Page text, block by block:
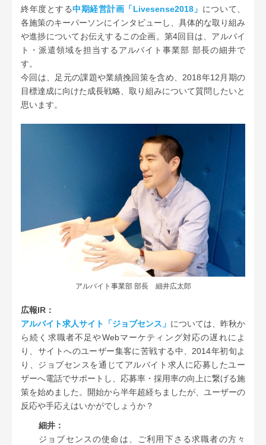
終年度とする中期経営計画「Livesense2018」 について、
各施策のキーパーソンにインタビューし、具体的な取り組み
や進捗についてお伝えするこの企画。第4回目は、アルバイ
ト・派遣領域を担当するアルバイト事業部 部長の細井で
す。
今回は、足元の課題や業績挽回策を含め、2018年12月期の
目標達成に向けた成長戦略、取り組みについて質問したいと
思います。
アルバイト事業部 部長 細井広太郎
広報IR：
アルバイト求人サイト「ジョブセンス」 については、昨秋か
ら続く求職者不足やWebマーケティング対応の遅れによ
り、サイトへのユーザー集客に苦戦する中、2014年初旬よ
り、ジョブセンスを通じてアルバイト求人に応募したユー
ザーへ電話でサポートし、応募率・採用率の向上に繋げる施
策を始めました。開始から半年超経ちましたが、ユーザーの
反応や手応えはいかがでしょうか？
細井：
ジョブセンスの使命は、ご利用下さる求職者の方々